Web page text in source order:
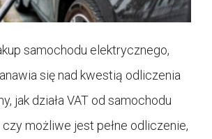
samochodu elektrycznego,
się nad kwestią odliczenia
jak działa VAT od samochodu
możliwe jest pełne odliczenie,